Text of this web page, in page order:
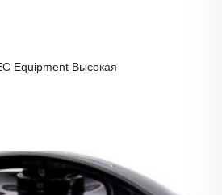
Equipment Высокая